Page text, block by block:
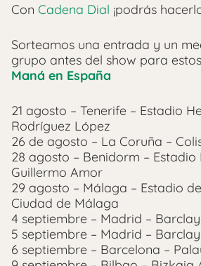
Con Cadena Dial ¡podrás
Sorteamos una entrada y un
grupo antes del show para estos
Maná en España
21 agosto – Tenerife – Estadio
Rodríguez López
26 de agosto – La Coruña –
28 agosto – Benidorm – Estadio
Guillermo Amor
29 agosto – Málaga – Estadio
Ciudad de Málaga
4 septiembre – Madrid –
5 septiembre – Madrid –
6 septiembre – Barcelona –